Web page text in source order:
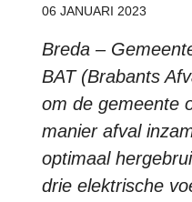
06 JANUARI 2023
Breda –
BAT (Brabants
om de gemeente
manier afval
optimaal
drie elektrische